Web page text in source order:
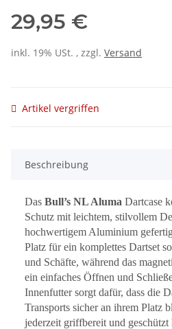
29,95 €
inkl. 19% USt. , zzgl. Versand
Artikel vergriffen
Beschreibung
Das Bull’s NL Aluma Dartcase
Schutz mit leichtem, stilvollem
hochwertigem Aluminium
Platz für ein komplettes Dartset
und Schäfte, während das
ein einfaches Öffnen und
Innenfutter sorgt dafür, dass die
Transports sicher an ihrem Platz
jederzeit griffbereit und geschützt